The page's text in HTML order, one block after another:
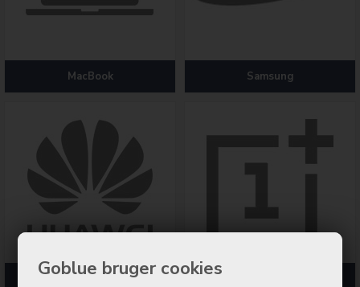
Goblue bruger cookies
MacBook Samsung
Huawei